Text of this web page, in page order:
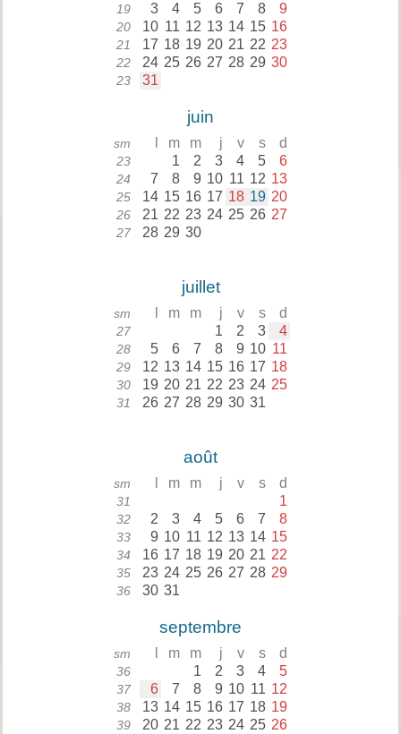
19 3 4 5 6 7 8 9
20 10 11 12 13 14 15 16
21 17 18 19 20 21 22 23
22 24 25 26 27 28 29 30
23 31
juin
sm m m j v s d
23 1 2 3 4 5 6
24 7 8 9 10 11 12 13
25 14 15 16 17 18 19 20
26 21 22 23 24 25 26 27
27 28 29 30
juillet
sm m m j v s d
27 1 2 3 4
28 5 6 7 8 9 10 11
29 12 13 14 15 16 17 18
30 19 20 21 22 23 24 25
31 26 27 28 29 30 31
août
sm m m j v s d
31 1
32 2 3 4 5 6 7 8
33 9 10 11 12 13 14 15
34 16 17 18 19 20 21 22
35 23 24 25 26 27 28 29
36 30 31
septembre
sm m m j v s d
36 1 2 3 4 5
37 6 7 8 9 10 11 12
38 13 14 15 16 17 18 19
39 20 21 22 23 24 25 26